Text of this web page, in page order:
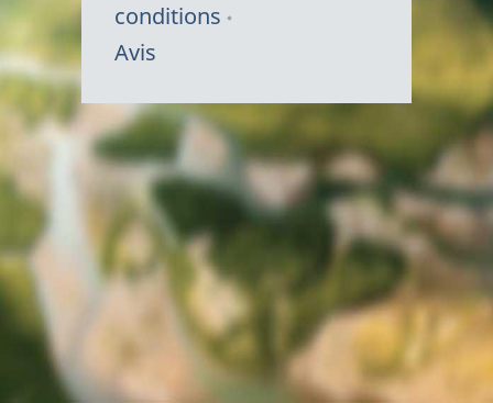
conditions
Avis
Canada